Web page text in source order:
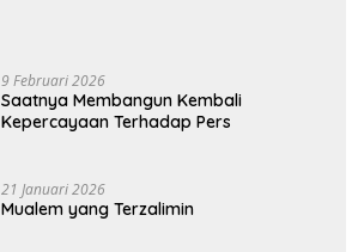
9 Februari 2026
Saatnya Membangun Kembali
Kepercayaan Terhadap Pers
21 Januari 2026
Mualem yang Terzalimin